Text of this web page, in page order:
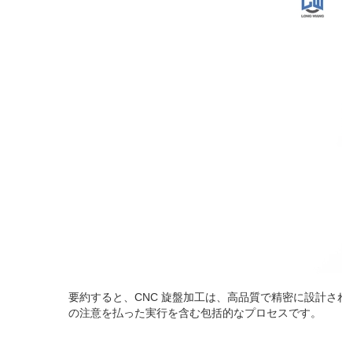
要約すると、CNC 旋盤加工は、高品質で精密に設計
の注意を払った実行を含む包括的なプロセスです。